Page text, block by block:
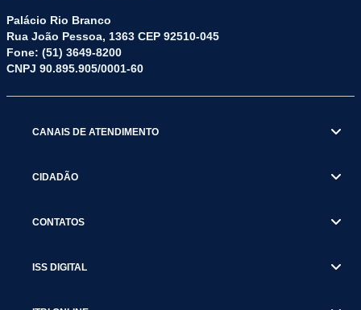
Palácio Rio Branco
Rua João Pessoa, 1363 CEP 92510-045
Fone: (51) 3649-8200
CNPJ 90.895.905/0001-60
CANAIS DE ATENDIMENTO
CIDADÃO
CONTATOS
ISS DIGITAL